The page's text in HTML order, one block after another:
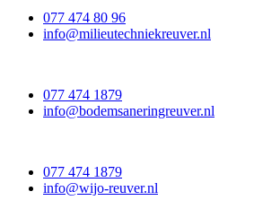
077 474 80 96
info@milieutechniekreuver.nl
077 474 1879
info@bodemsaneringreuver.nl
077 474 1879
info@wijo-reuver.nl